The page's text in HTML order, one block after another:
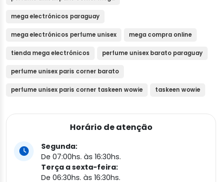
mega electrónicos paraguay
mega electrónicos perfume unisex mega compra online
tienda mega electrónicos perfume unisex barato paraguay
perfume unisex paris corner barato
perfume unisex paris corner taskeen wowie taskeen wowie
Horário de atenção
Segunda:
De 07:00hs. às 16:30hs.
Terça a sexta-feira:
De 06:30hs. às 16:30hs.